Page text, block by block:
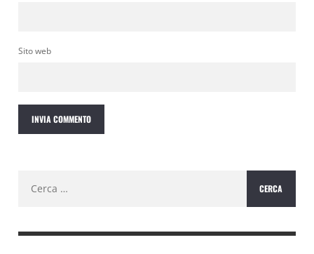
Sito web
per: